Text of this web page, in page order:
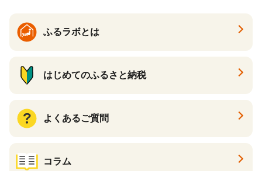
ふるラボとは
はじめてのふるさと納税
よくあるご質問
コラム